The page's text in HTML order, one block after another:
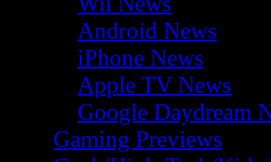
Android News
iPhone News
Apple TV News
Google Daydream
Gaming Previews